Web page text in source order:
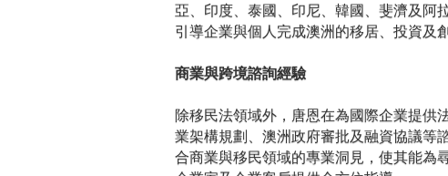
亞、印度、泰國、印尼、韓國、斐濟及阿
引導企業與個人完成澳洲的移居、投資及
商業與跨境諮詢經驗
除移民法領域外，唐恩在為國際企業提供
業架構規劃、澳洲政府審批及融資協議等
合商業與移民領域的專業洞見，使其能為